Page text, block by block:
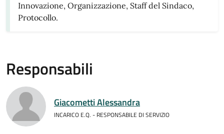
Innovazione, Organizzazione, Staff del Sindaco,
Protocollo.
Responsabili
Giacometti Alessandra
INCARICO E.Q. - RESPONSABILE DI SERVIZIO